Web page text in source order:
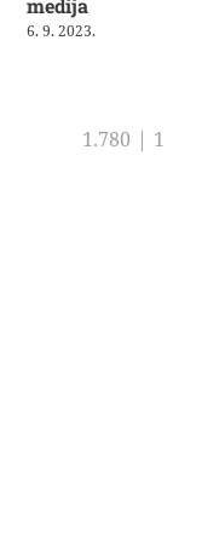
medija
6. 9. 2023.
1.780 | 1